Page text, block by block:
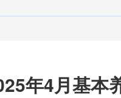
年4月基本